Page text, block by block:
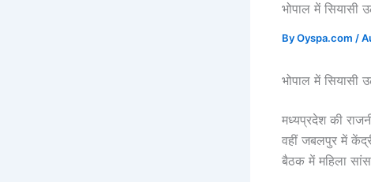
भोपाल में सियासी
ByOyspa.com /
भोपाल में सियासी
मध्यप्रदेश की
वहीं जबलपुर में
बैठक में महिला